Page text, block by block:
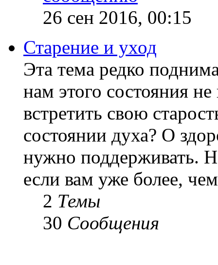
26 сен 2016, 00:15
Старение и уход
Эта тема редко
нам этого состояния
встретить свою
состоянии духа? О
нужно поддерживать.
если вам уже более,
2 Темы
30 Сообщения